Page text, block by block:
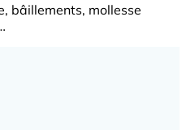
bâillements, mollesse